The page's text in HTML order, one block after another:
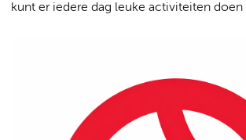
kunt er iedere dag leuke activiteiten